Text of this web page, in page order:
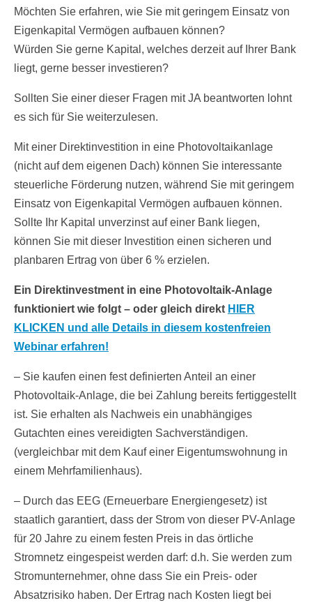
Möchten Sie erfahren, wie Sie mit geringem Einsatz von
Eigenkapital Vermögen aufbauen können?
Würden Sie gerne Kapital, welches derzeit auf Ihrer Bank
liegt, gerne besser investieren?
Sollten Sie einer dieser Fragen mit JA beantworten lohnt
es sich für Sie weiterzulesen.
Mit einer Direktinvestition in eine Photovoltaikanlage
(nicht auf dem eigenen Dach) können Sie interessante
steuerliche Förderung nutzen, während Sie mit geringem
Einsatz von Eigenkapital Vermögen aufbauen können.
Sollte Ihr Kapital unverzinst auf einer Bank liegen,
können Sie mit dieser Investition einen sicheren und
planbaren Ertrag von über 6 % erzielen.
Ein Direktinvestment in eine Photovoltaik-Anlage
funktioniert wie folgt – oder gleich direkt HIER
KLICKEN und alle Details in diesem kostenfreien
Webinar erfahren!
– Sie kaufen einen fest definierten Anteil an einer
Photovoltaik-Anlage, die bei Zahlung bereits fertiggestellt
ist. Sie erhalten als Nachweis ein unabhängiges
Gutachten eines vereidigten Sachverständigen.
(vergleichbar mit dem Kauf einer Eigentumswohnung in
einem Mehrfamilienhaus).
– Durch das EEG (Erneuerbare Energiengesetz) ist
staatlich garantiert, dass der Strom von dieser PV-Anlage
für 20 Jahre zu einem festen Preis in das örtliche
Stromnetz eingespeist werden darf: d.h. Sie werden zum
Stromunternehmer, ohne dass Sie ein Preis- oder
Absatzrisiko haben. Der Ertrag nach Kosten liegt bei